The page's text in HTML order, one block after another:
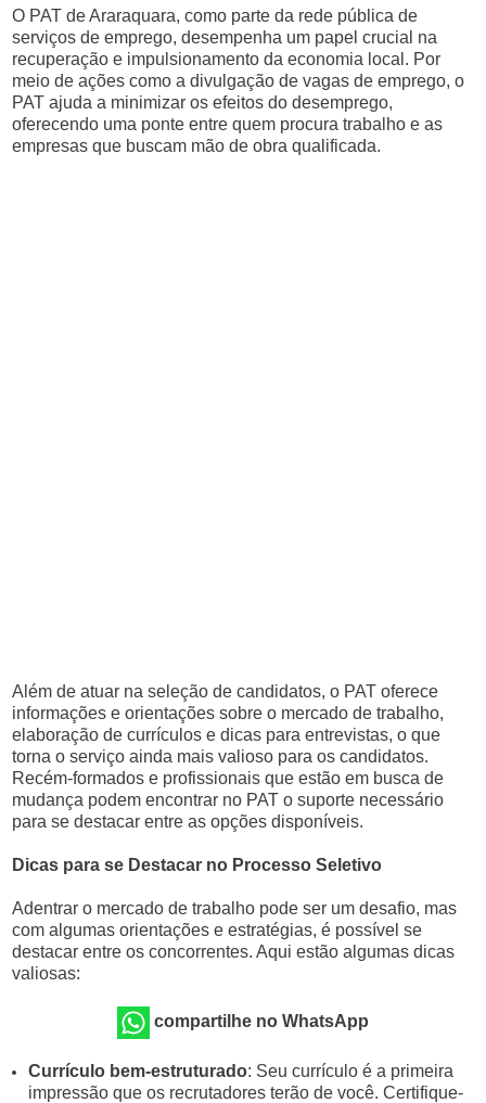
O PAT de Araraquara, como parte da rede pública de
serviços de emprego, desempenha um papel crucial na
recuperação e impulsionamento da economia local. Por
meio de ações como a divulgação de vagas de emprego, o
PAT ajuda a minimizar os efeitos do desemprego,
oferecendo uma ponte entre quem procura trabalho e as
empresas que buscam mão de obra qualificada.
Além de atuar na seleção de candidatos, o PAT oferece
informações e orientações sobre o mercado de trabalho,
elaboração de currículos e dicas para entrevistas, o que
torna o serviço ainda mais valioso para os candidatos.
Recém-formados e profissionais que estão em busca de
mudança podem encontrar no PAT o suporte necessário
para se destacar entre as opções disponíveis.
Dicas para se Destacar no Processo Seletivo
Adentrar o mercado de trabalho pode ser um desafio, mas
com algumas orientações e estratégias, é possível se
destacar entre os concorrentes. Aqui estão algumas dicas
valiosas:
compartilhe no WhatsApp
Currículo bem-estruturado: Seu currículo é a primeira
impressão que os recrutadores terão de você. Certifique-